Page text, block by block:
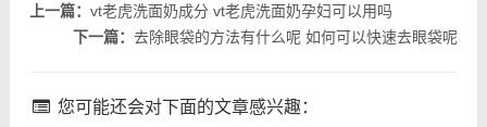
上一篇： vt老虎洗面奶成分 vt老虎洗面奶孕妇可以用吗
下一篇：去除眼袋的方法有什么呢 如何可以快速去眼袋呢
您可能还会对下面的文章感兴趣：